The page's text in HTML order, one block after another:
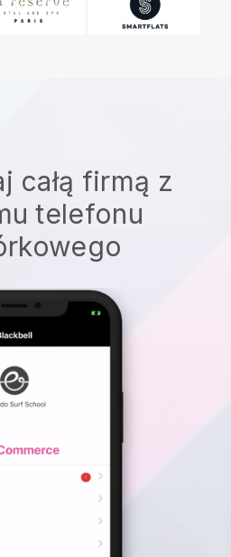
całą firmą z
telefonu